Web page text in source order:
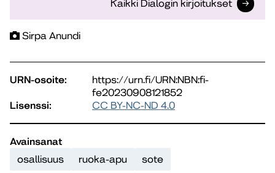
Kaikki Dialogin kirjoitukset
Sirpa Anundi
URN-osoite:
https://urn.fi/URN:NBN:fi-
fe20230908121852
Lisenssi:
CC BY-NC-ND 4.0
Avainsanat
osallisuus
ruoka-apu sote